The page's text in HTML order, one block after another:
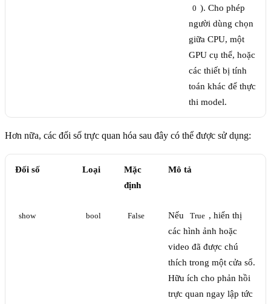
0 ). Cho phép
người dùng chọn
giữa CPU, một
GPU cụ thể, hoặc
các thiết bị tính
toán khác để thực
thi model.
Hơn nữa, các đối số trực quan hóa sau đây có thể được sử dụng:
Đối số Loại
Mặc
định
Mô tả
show bool False Nếu True , hiển thị
các hình ảnh hoặc
video đã được chú
thích trong một cửa sổ.
Hữu ích cho phản hồi
trực quan ngay lập tức